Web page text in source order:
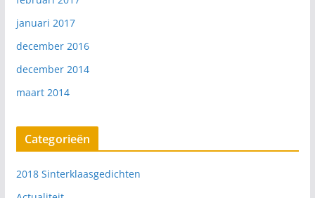
januari 2017
december 2016
december 2014
maart 2014
Categorieën
2018 Sinterklaasgedichten